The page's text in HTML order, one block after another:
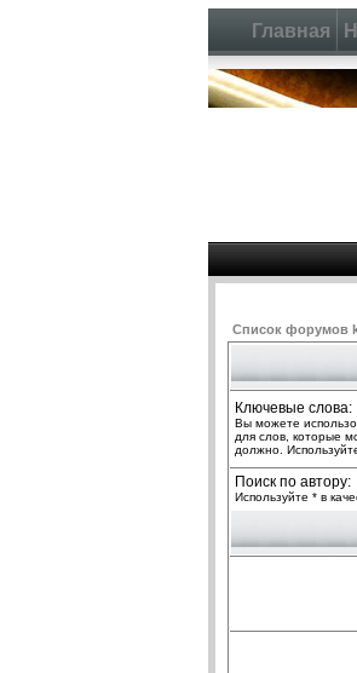
Главная
Список форумов
Ключевые слова:
Вы можете
для слов, которые
должно.
Поиск по автору:
Используйте * в